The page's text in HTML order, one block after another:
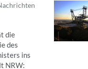
die
des
ins
NRW: